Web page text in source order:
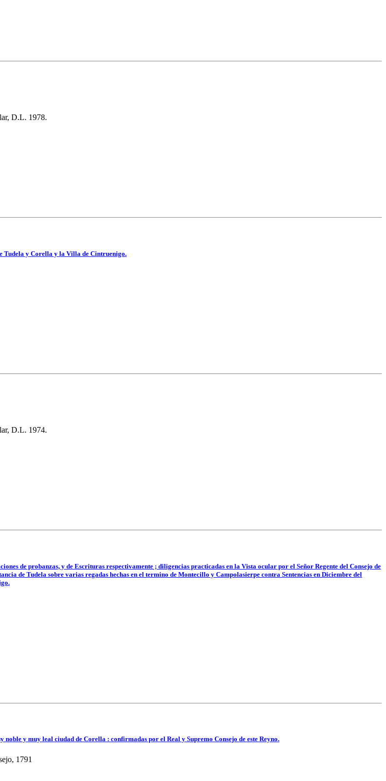
D.L. 1978.
Tudela y Corella y la Villa de Cintruenigo.
D.L. 1974.
de probanzas, y de Escrituras respectivamente ; diligencias practicadas en la Vista ocular por el Señor Regente del Consejo de
de Tudela sobre varias regadas hechas en el termino de Montecillo y Campolasierpe contra Sentencias en Diciembre del
y muy leal ciudad de Corella : confirmadas por el Real y Supremo Consejo de este Reyno.
1791